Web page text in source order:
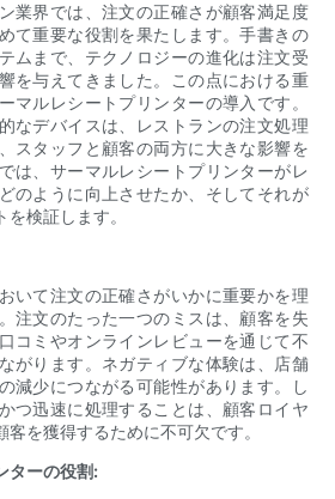
業界では、注文の正確さが顧客満足度
て重要な役割を果たします。手書きの
ムまで、テクノロジーの進化は注文受
を与えてきました。この点における重
マルレシートプリンターの導入です。
なデバイスは、レストランの注文処理
スタッフと顧客の両方に大きな影響を
は、サーマルレシートプリンターがレ
のように向上させたか、そしてそれが
検証します。
いて注文の正確さがいかに重要かを理
注文のたった一つのミスは、顧客を失
コミやオンラインレビューを通じて不
がります。ネガティブな体験は、店舗
減少につながる可能性があります。し
つ迅速に処理することは、顧客ロイヤ
を獲得するために不可欠です。
ターの役割: